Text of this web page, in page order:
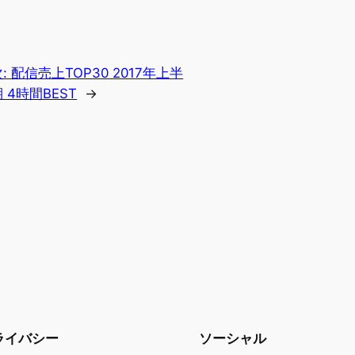
:配信売上TOP30 2017年上半
4時間BEST
→
イバシー ソーシャル